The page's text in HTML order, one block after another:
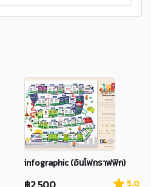
infographic (อินโฟกราฟฟิก)
5.0